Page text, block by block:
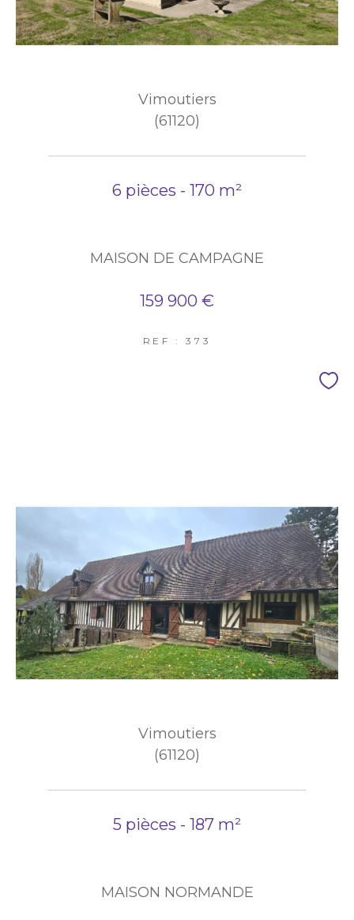
Vimoutiers
(61120)
6 pièces - 170 m²
MAISON DE CAMPAGNE
159 900 €
REF : 373
Vimoutiers
(61120)
5 pièces - 187 m²
MAISON NORMANDE